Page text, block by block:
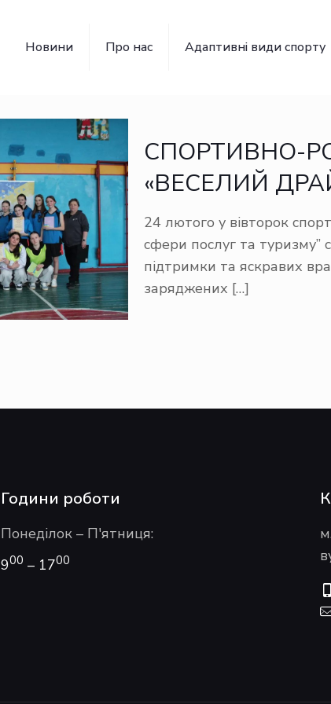
Новини Про нас Адаптивні види спорту
СПОРТИВНО-
«ВЕСЕЛИЙ
24 лютого у вівторок
сфери послуг та туризму”
підтримки та яскравих
заряджених […]
Години роботи
Понеділок – П'ятниця:
900 – 1700